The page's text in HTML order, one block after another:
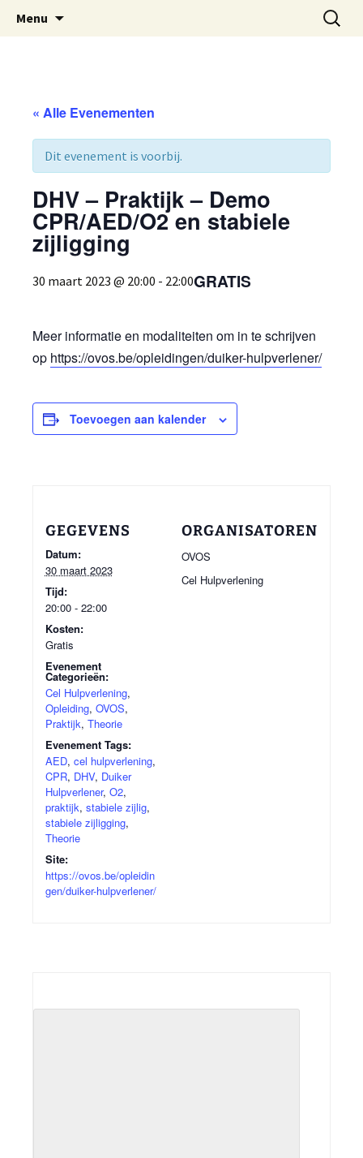
OVOS
Oost-Vlaamse Vereniging voor
Onderwateronderzoek en -Sport
Menu
Zoeken
naar:
« Alle Evenementen
Dit evenement is voorbij.
DHV – Praktijk – Demo
CPR/AED/O2 en stabiele
zijligging
30 maart 2023 @ 20:00 - 22:00GRATIS
Meer informatie en modaliteiten om in te schrijven
op https://ovos.be/opleidingen/duiker-hulpverlener/
Toevoegen aan kalender
GEGEVENS
Datum:
30 maart 2023
Tijd:
20:00 - 22:00
Kosten:
Gratis
Evenement
Categorieën:
Cel Hulpverlening,
Opleiding, OVOS,
Praktijk, Theorie
Evenement Tags:
AED, cel hulpverlening,
CPR, DHV, Duiker
Hulpverlener, O2,
praktijk, stabiele zijlig,
stabiele zijligging,
Theorie
Site:
https://ovos.be/opleidin
gen/duiker-hulpverlener/
ORGANISATOREN
OVOS
Cel Hulpverlening